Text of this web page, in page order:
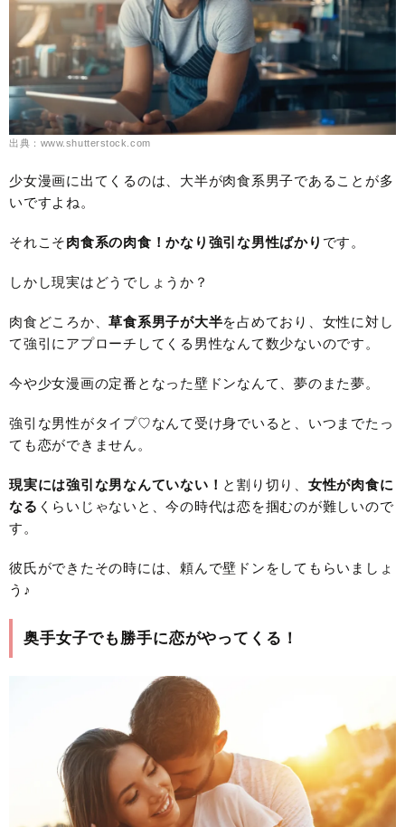
出典：www.shutterstock.com
少女漫画に出てくるのは、大半が肉食系男子であることが多
いですよね。
それこそ肉食系の肉食！かなり強引な男性ばかり です。
しかし現実はどうでしょうか？
肉食どころか、草食系男子が大半を占めており、女性に対し
て強引にアプローチしてくる男性なんて数少ないのです。
今や少女漫画の定番となった壁ドンなんて、夢のまた夢。
強引な男性がタイプ♡なんて受け身でいると、いつまでたっ
ても恋ができません。
現実には強引な男なんていない！ と割り切り、 女性が肉食に
なる くらいじゃないと、今の時代は恋を掴むのが難しいので
す。
彼氏ができたその時には、頼んで壁ドンをしてもらいましょ
う♪
奥手女子でも勝手に恋がやってくる！